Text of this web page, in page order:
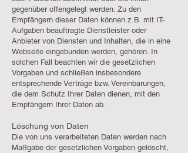
gegenüber offengelegt werden. Zu den
Empfängern dieser Daten können z.B. mit IT-
Aufgaben beauftragte Dienstleister oder
Anbieter von Diensten und Inhalten, die in eine
Webseite eingebunden werden, gehören. In
solchen Fall beachten wir die gesetzlichen
Vorgaben und schließen insbesondere
entsprechende Verträge bzw. Vereinbarungen,
die dem Schutz Ihrer Daten dienen, mit den
Empfängern Ihrer Daten ab.
Löschung von Daten
Die von uns verarbeiteten Daten werden nach
Maßgabe der gesetzlichen Vorgaben gelöscht,